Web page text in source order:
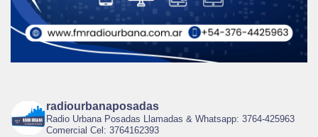
radiourbanaposadas
Radio Urbana Posadas Llamadas & Whatsapp: 3764-425963
Comercial Cel: 3764162393